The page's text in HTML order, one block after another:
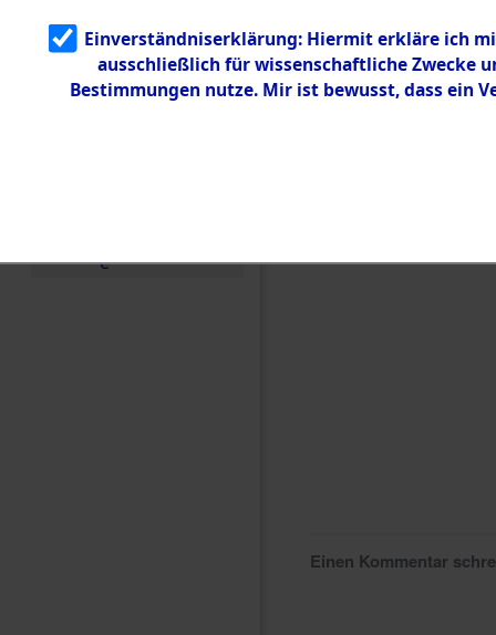
g
5.3.3
Todesmärsch
e
Einen Kommentar
Einverständniserklärung: Hiermit erkläre ich
ausschließlich für wissenschaftliche Zwecke
Bestimmungen nutze. Mir ist bewusst, dass ein